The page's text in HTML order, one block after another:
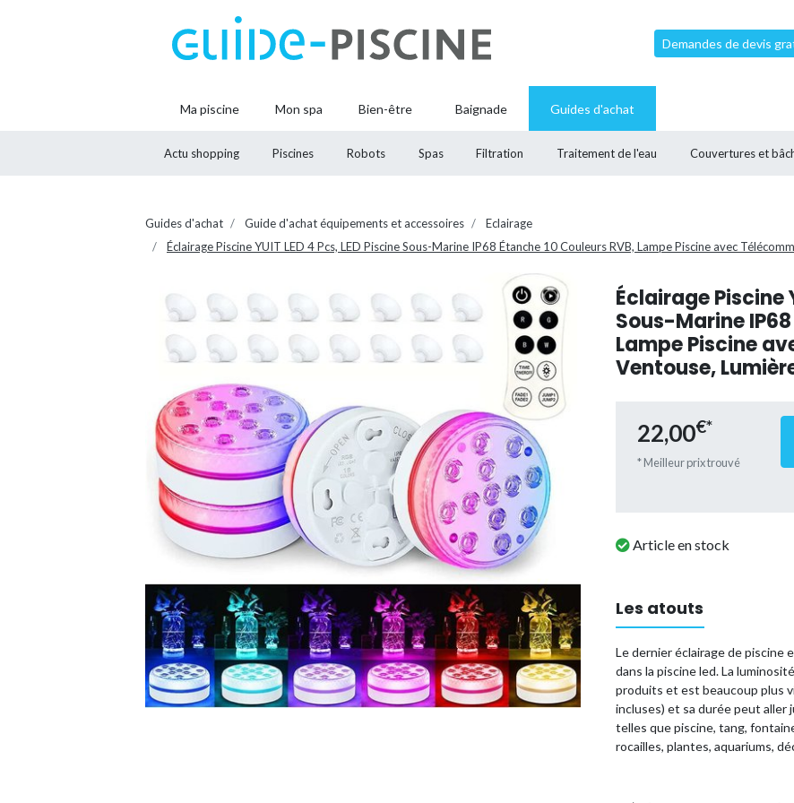
Demandes de devis
Ma piscine Mon spa Bien-être Baignade Guides d'achat
Actu shopping Piscines Robots Spas Filtration Traitement de l'eau Couvertures et
Guides d'achat Guide d'achat équipements et accessoires
Eclairage
Éclairage Piscine YUIT LED 4 Pcs, LED Piscine Sous-Marine IP68 Étanche 10 Couleurs RVB, Lampe Piscine avec
Éclairage Piscine
Sous-Marine
Lampe Piscine
Ventouse,
22,00€*
* Meilleur prix trouvé
Article en stock
Les atouts
Le dernier éclairage de piscine
dans la piscine led. La
produits et est beaucoup plus
incluses) et sa durée peut aller
telles que piscine, tang,
rocailles, plantes, aquariums,
Fonction logicielle : 4